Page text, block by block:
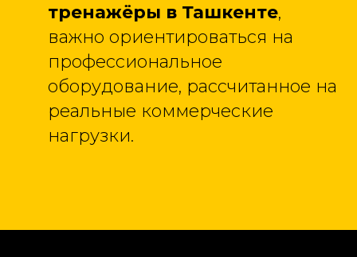
тренажёры в Ташкенте,
важно ориентироваться на
профессиональное
оборудование, рассчитанное на
реальные коммерческие
нагрузки.